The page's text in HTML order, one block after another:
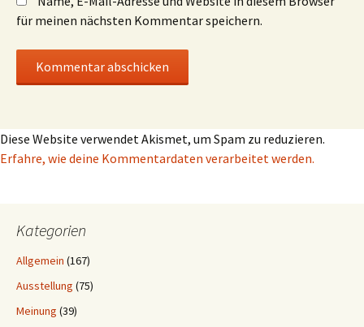
für meinen nächsten Kommentar speichern.
Diese Website verwendet Akismet, um Spam zu reduzieren.
Erfahre, wie deine Kommentardaten verarbeitet werden.
Kategorien
Allgemein (167)
Ausstellung (75)
Meinung (39)